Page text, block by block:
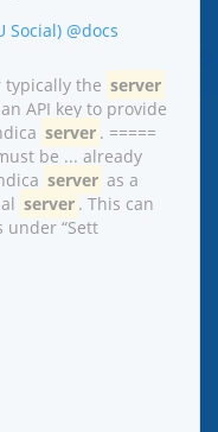
Social) @docs
typically the server
API key to provide
server . =====
be ... already
server as a
server . This can
under “Sett